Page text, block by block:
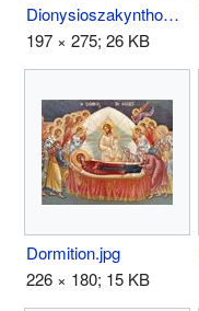
Dionysioszakynthos.jpg
197 × 275; 26 KB
Dormition.jpg
226 × 180; 15 KB